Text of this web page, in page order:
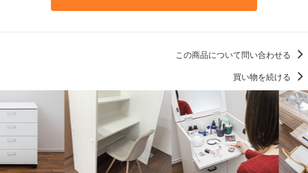
この商品について問い合わせる
買い物を続ける